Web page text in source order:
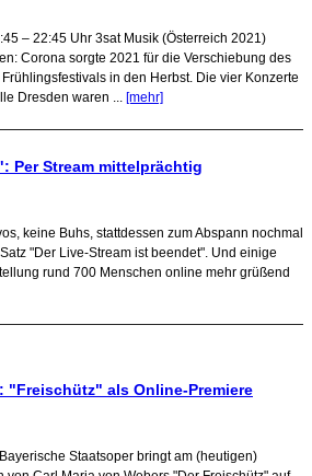
– 22:45 Uhr 3sat Musik (Österreich 2021)
Corona sorgte 2021 für die Verschiebung des
in den Herbst. Die vier Konzerte
Dresden waren ... [mehr]
Per Stream mittelprächtig
keine Buhs, stattdessen zum Abspann nochmal
"Der Live-Stream ist beendet". Und einige
rund 700 Menschen online mehr grüßend
"Freischütz" als Online-Premiere
Staatsoper bringt am (heutigen)